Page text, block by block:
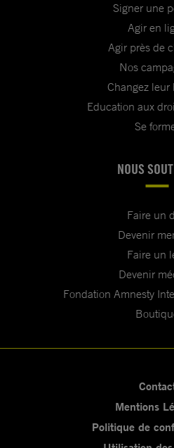
Signer une
Agir en
Agir près de
Nos
Changez leur
Education aux
Se
NOUS
Faire un
Devenir
Faire un
Devenir
Fondation Amnesty
Mentions
Politique de